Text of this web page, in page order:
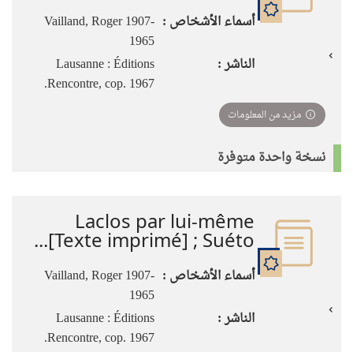
أسماء الأشخاص : Vailland, Roger 1907-
1965
الناشر :
Lausanne : Éditions
Rencontre, cop. 1967.
مزيد من المعلومات
نسخة واحدة متوفرة
Laclos par lui-même
[Texte imprimé] ; Suéto...
أسماء الأشخاص : Vailland, Roger 1907-
1965
الناشر :
Lausanne : Éditions
Rencontre, cop. 1967.